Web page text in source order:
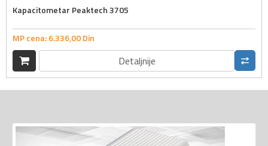
Kapacitometar Peaktech 3705
MP cena:6.336,00Din
Detaljnije